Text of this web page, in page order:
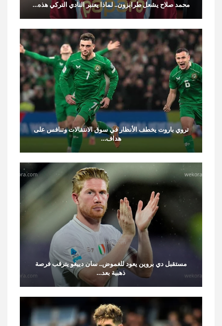
محمد صلاح يشعل طرابزون.. لماذا يعتبر النادي التركي هذه…
تروي باروت يخطف الأنظار في سوق الانتقالات وتنافس على
هداف…
مستقبل دي بروين يعود للغموض.. سان دييغو يترقب فرصة
ذهبية بعد…